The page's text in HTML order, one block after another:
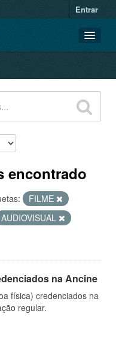
Entrar
encontrado
FILME
AUDIOVISUAL
na Ancine
física) credenciados na
regular.